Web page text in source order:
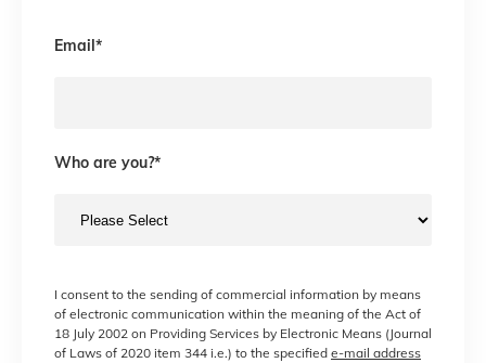
Email *
Who are you?*
I consent to the sending of commercial information by means
of electronic communication within the meaning of the Act of
18 July 2002 on Providing Services by Electronic Means (Journal
of Laws of 2020 item 344 i.e.) to the specified e-mail address